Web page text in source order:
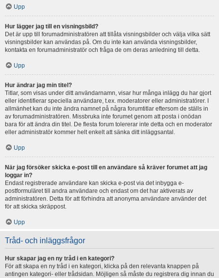
Upp
Hur lägger jag till en visningsbild?
Det är upp till forumadministratören att tillåta visningsbilder och välja vilka sätt
visningsbilder kan användas på. Om du inte kan använda visningsbilder,
kontakta en forumadministratör och fråga de om deras anledning till detta.
Upp
Hur ändrar jag min titel?
Titlar, som visas under ditt användarnamn, visar hur många inlägg du har gjort
eller identifierar speciella användare, t.ex. moderatorer eller administratörer. I
allmänhet kan du inte ändra namnet på några forumtitlar eftersom de ställs in
av forumadministratören. Missbruka inte forumet genom att posta i onödan
bara för att ändra din titel. De flesta forum tolererar inte detta och en moderator
eller administratör kommer helt enkelt att sänka ditt inläggsantal.
Upp
När jag försöker skicka e-post till en användare så kräver forumet att jag
loggar in?
Endast registrerade användare kan skicka e-post via det inbygga e-
postformuläret till andra användare och endast om det har aktiverats av
administratören. Detta för att förhindra att anonyma användare använder det
för att skicka skräppost.
Upp
Tråd- och inläggsfrågor
Hur skapar jag en ny tråd i en kategori?
För att skapa en ny tråd i en kategori, klicka på den relevanta knappen på
antingen kategori- eller trådsidan. Möjligen så måste du registrera dig innan du